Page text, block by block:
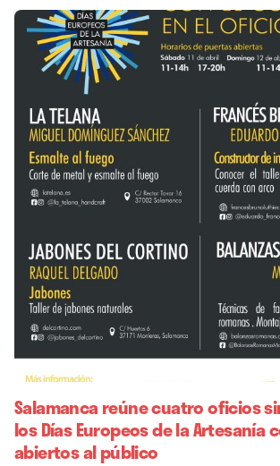
Salamanca reúne cuatro oficios
los Días Europeos de la Artesanía
abiertos al público